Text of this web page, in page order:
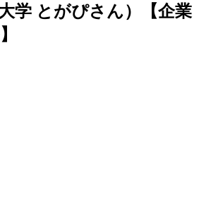
学 とがぴさん）【企業